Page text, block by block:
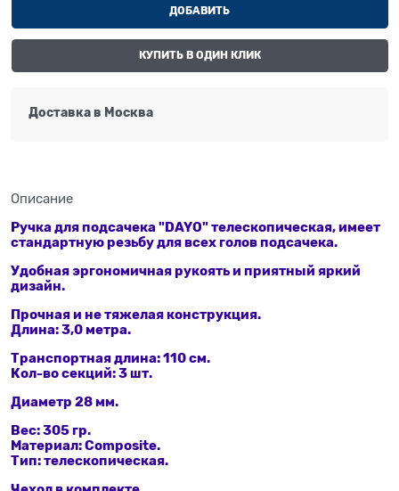
ДОБАВИТЬ
КУПИТЬ В ОДИН КЛИК
Доставка в Москва
Описание
Ручка для подсачека "DAYO" телескопическая, имеет
стандартную резьбу для всех голов подсачека.
Удобная эргономичная рукоять и приятный яркий
дизайн.
Прочная и не тяжелая конструкция.
Длина: 3,0 метра.
Транспортная длина: 110 см.
Кол-во секций: 3 шт.
Диаметр 28 мм.
Вес: 305 гр.
Материал: Composite.
Тип: телескопическая.